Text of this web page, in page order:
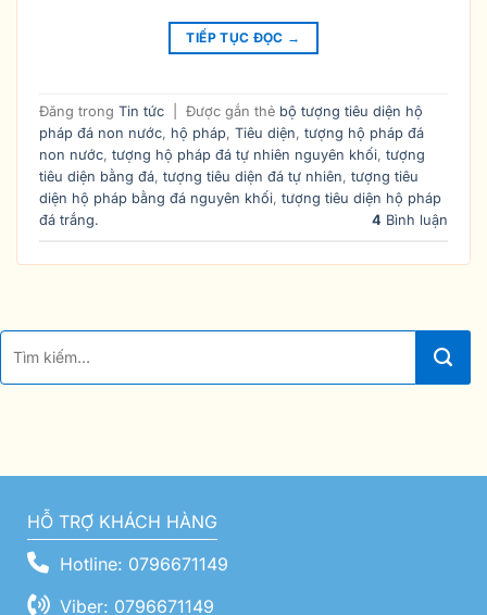
TIẾP TỤC ĐỌC →
Đăng trong Tin tức Được gắn thẻ bộ tượng tiêu diện hộ
pháp đá non nước, hộ pháp, Tiêu diện, tượng hộ pháp đá
non nước, tượng hộ pháp đá tự nhiên nguyên khối, tượng
tiêu diện bằng đá, tượng tiêu diện đá tự nhiên, tượng tiêu
diện hộ pháp bằng đá nguyên khối, tượng tiêu diện hộ pháp
đá trắng.
4 Bình luận
HỖ TRỢ KHÁCH HÀNG
Hotline: 0796671149
Viber: 0796671149